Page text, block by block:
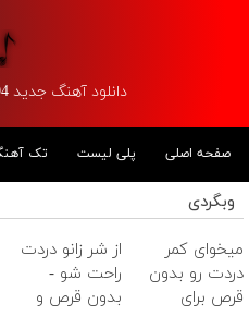
دانلود آهنگ جدید 1404 در ملودی مانیا
صفحه اصلی پلی لیست تک
وبگردی
میخوای کمر
دردت رو بدون
قرص برای
از شر زانو دردت
راحت شو -
بدون قرص و